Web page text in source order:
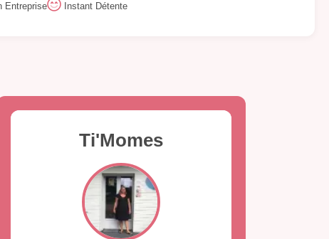
Entreprise Instant Détente
Ti'Momes